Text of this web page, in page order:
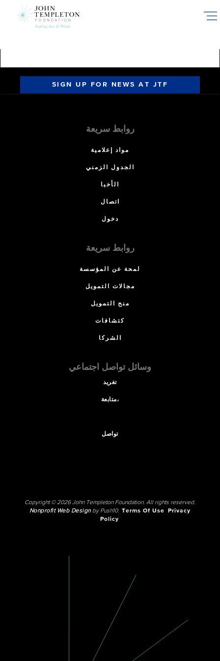
SIGN UP FOR NEWS AT JTF
روابط سريعة
مواد إعلامية
الجدول الزمني
الأخبا
اتصال
دخول
روابط سريعة
لمحة عن المؤسسة
مجالات التمويل
منح التمويل
كتشافات
الشركا
وسائل تواصل اجتماعي
تغريد
متابعة،
تواصل
Copyright © 2026 John Templeton Foundation. All rights reserved.
Nonprofit Web Designby Push10. Terms Of Use
Privacy
Policy